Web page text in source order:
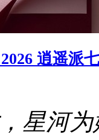
逍遥派
星河